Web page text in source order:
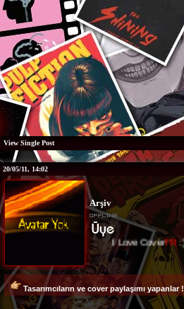
View Single Post
20/05/11, 14:02
Arşiv
I Love CoverTR:))
Tasarımcıların ve cover paylaşımı yapanlar !